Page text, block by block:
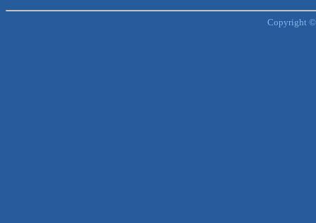
Copyright ©